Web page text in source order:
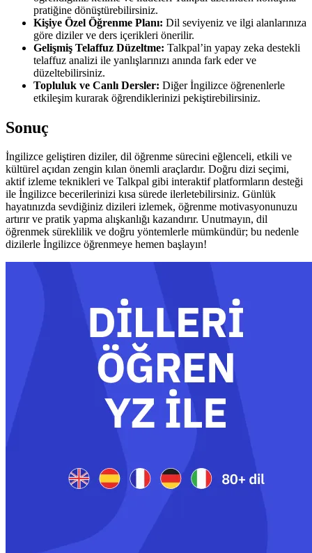
pratiğine dönüştürebilirsiniz.
Kişiye Özel Öğrenme Planı: Dil seviyeniz ve ilgi alanlarınıza
göre diziler ve ders içerikleri önerilir.
Gelişmiş Telaffuz Düzeltme: Talkpal’in yapay zeka destekli
telaffuz analizi ile yanlışlarınızı anında fark eder ve
düzeltebilirsiniz.
Topluluk ve Canlı Dersler: Diğer İngilizce öğrenenlerle
etkileşim kurarak öğrendiklerinizi pekiştirebilirsiniz.
Sonuç
İngilizce geliştiren diziler, dil öğrenme sürecini eğlenceli, etkili ve
kültürel açıdan zengin kılan önemli araçlardır. Doğru dizi seçimi,
aktif izleme teknikleri ve Talkpal gibi interaktif platformların desteği
ile İngilizce becerilerinizi kısa sürede ilerletebilirsiniz. Günlük
hayatınızda sevdiğiniz dizileri izlemek, öğrenme motivasyonunuzu
artırır ve pratik yapma alışkanlığı kazandırır. Unutmayın, dil
öğrenmek süreklilik ve doğru yöntemlerle mümkündür; bu nedenle
dizilerle İngilizce öğrenmeye hemen başlayın!